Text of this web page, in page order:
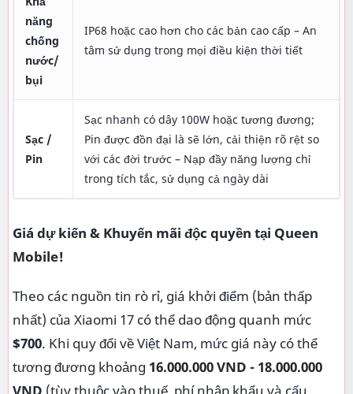
năng
chống
nước/
bụi
IP68 hoặc cao hơn cho các bản cao cấp – An
tâm sử dụng trong mọi điều kiện thời tiết
Sạc /
Pin
Sạc nhanh có dây 100W hoặc tương đương;
Pin được đồn đại là sẽ lớn, cải thiện rõ rệt so
với các đời trước – Nạp đầy năng lượng chỉ
trong tích tắc, sử dụng cả ngày dài
Giá dự kiến & Khuyến mãi độc quyền tại Queen
Mobile!
Theo các nguồn tin rò rỉ, giá khởi điểm (bản thấp
nhất) của Xiaomi 17 có thể dao động quanh mức
$700. Khi quy đổi về Việt Nam, mức giá này có thể
tương đương khoảng 16.000.000 VND - 18.000.000